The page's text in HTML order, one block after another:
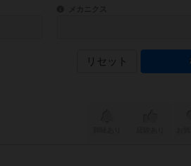
を指定することができます。直感的にゲームシス
ゲーム性を構成するコアシステ
リセット